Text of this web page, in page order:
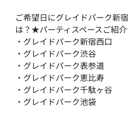
ご希望日にグレイドパーク新
は？★パーティスペースご紹
・ グレイドパーク新宿西口
・ グレイドパーク渋谷
・ グレイドパーク表参道
・ グレイドパーク恵比寿
・ グレイドパーク千駄ヶ谷
・ グレイドパーク池袋